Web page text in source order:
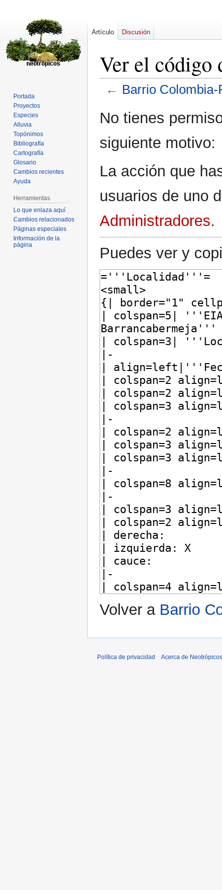
Ver el código
← Barrio Colombia-
a
navegación
a
búsqueda
No tienes
siguiente motivo:
La acción que
usuarios de uno
Administradores.
Puedes ver y
Volver a Barrio
Artículo Discusión
Portada
Proyectos
Especies
Alluvia
Topónimos
Bibliografía
Cartografía
Glosario
Cambios recientes
Ayuda
Herramientas
Lo que enlaza aquí
Cambios relacionados
Páginas especiales
Información de la
página
Política de privacidad Acerca de Neotrópicos